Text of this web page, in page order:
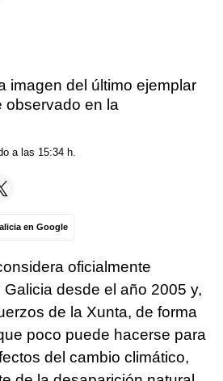
imagen del último ejemplar
observado en la
a las 15:34 h.
en Google
oficialmente
desde el año 2005 y,
de la Xunta, de forma
poco puede hacerse para
del cambio climático,